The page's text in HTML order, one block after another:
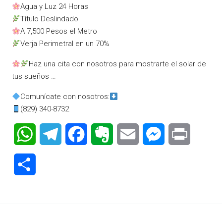
Agua y Luz 24 Horas
Título Deslindado
A 7,500 Pesos el Metro
Verja Perimetral en un 70%
Haz una cita con nosotros para mostrarte el solar de
tus sueños …
Comunícate con nosotros:
(829) 340-8732
WhatsAppTelegram FacebookEvernote Email Messenger